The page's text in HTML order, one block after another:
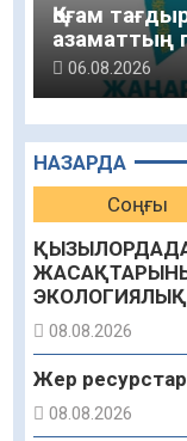
НАЗАРДА
Соңғы
ЭКОЛОГИЯЛЫҚ
08.08.2026
Жер
08.08.2026
Қоғам
азаматтың
06.08.2026